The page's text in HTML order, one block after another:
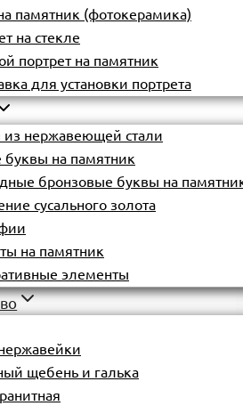
памятник (фотокерамика)
на стекле
портрет на памятник
для установки портрета
из нержавеющей стали
буквы на памятник
бронзовые буквы на
сусального золота
на памятник
элементы
щебень и галька